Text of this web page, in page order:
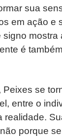
sua
em ação e
mostra
é
Peixes se
entre o
realidade.
porque